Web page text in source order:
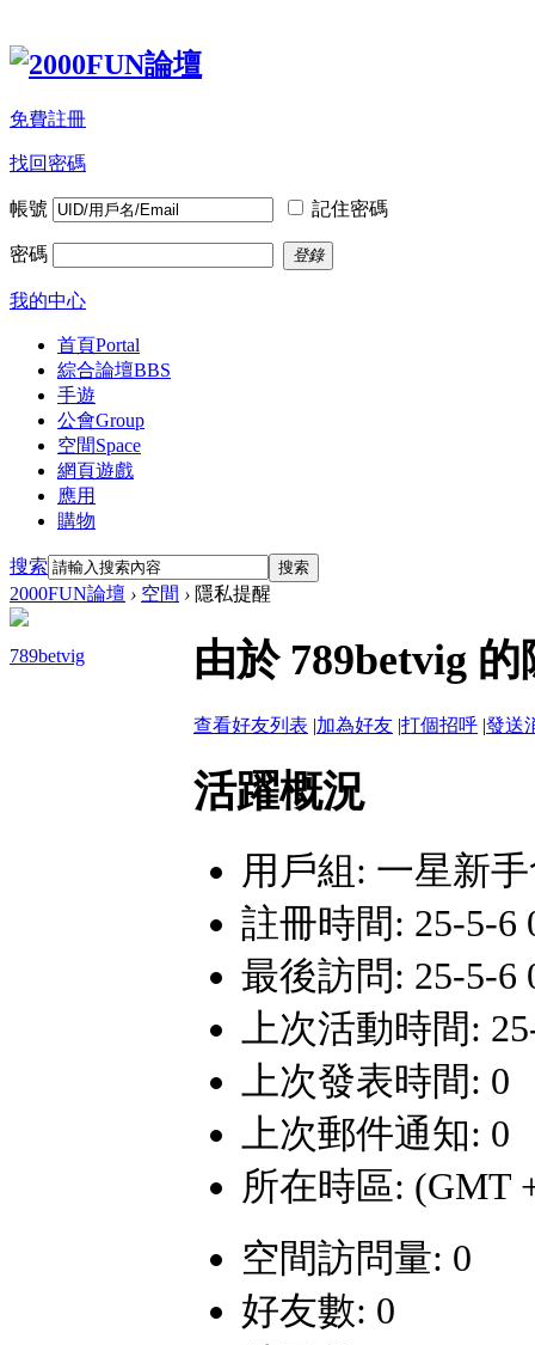
免費註冊
找回密碼
帳號 記住密碼
密碼 登錄
我的中心
首頁Portal
綜合論壇BBS
手遊
公會Group
空間Space
網頁遊戲
應用
購物
搜索 搜索
2000FUN論壇 › 空間 › 隱私提醒
789betvig 由於 789betvig
查看好友列表 |加為好友 |打個招呼 |發送
活躍概況
用戶組: 一星新
註冊時間: 25-5-6
最後訪問: 25-5-6
上次活動時間:
上次發表時間: 0
上次郵件通知: 0
所在時區: (GMT
空間訪問量: 0
好友數: 0